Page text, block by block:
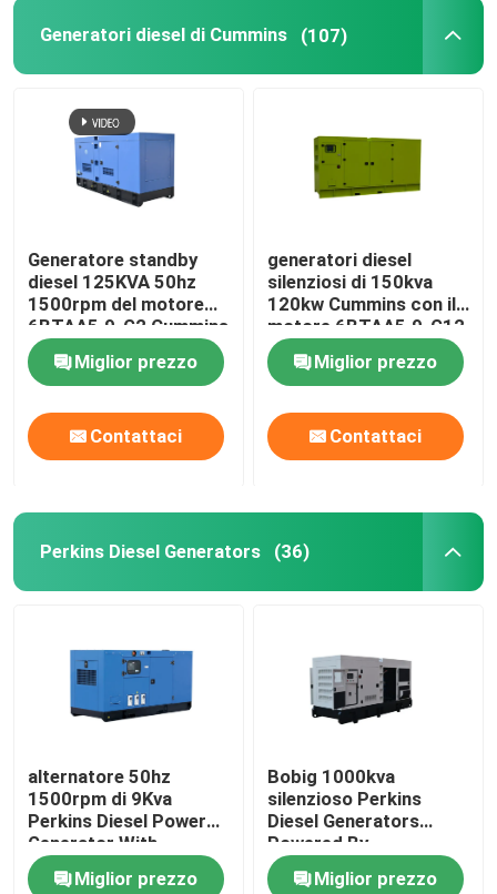
Generatore diesel del rimorchio
Generatori diesel di Cummins (107)
Generatore standby
diesel 125KVA 50hz
1500rpm del motore
6BTAA5.9-G2 Cummins
Miglior prezzo
Contattaci
generatori diesel
silenziosi di 150kva
120kw Cummins con il
motore 6BTAA5.9-G12
Miglior prezzo
Contattaci
Perkins Diesel Generators (36)
alternatore 50hz
1500rpm di 9Kva
Perkins Diesel Power
Generator With
Stamford
Miglior prezzo
Bobig 1000kva
silenzioso Perkins
Diesel Generators
Powered By
4008TAG2A
Miglior prezzo